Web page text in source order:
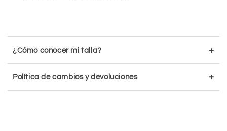
¿Cómo conocer mi talla? +
Política de cambios y devoluciones +